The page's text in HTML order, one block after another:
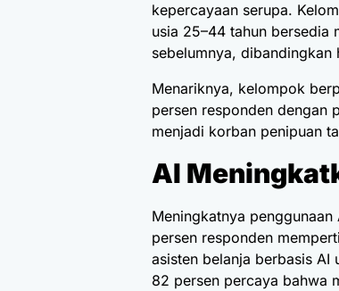
kepercayaan serupa.
usia 25–44 tahun bersedia
sebelumnya,
Menariknya, kelompok
persen responden dengan
menjadi korban penipuan
AI
Meningkatnya
persen responden
asisten belanja berbasis AI
82 persen percaya bahwa